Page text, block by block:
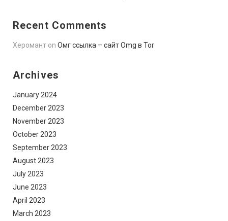
Recent Comments
Херомант on Омг ссылка – сайт Omg в Tor
Archives
January 2024
December 2023
November 2023
October 2023
September 2023
August 2023
July 2023
June 2023
April 2023
March 2023